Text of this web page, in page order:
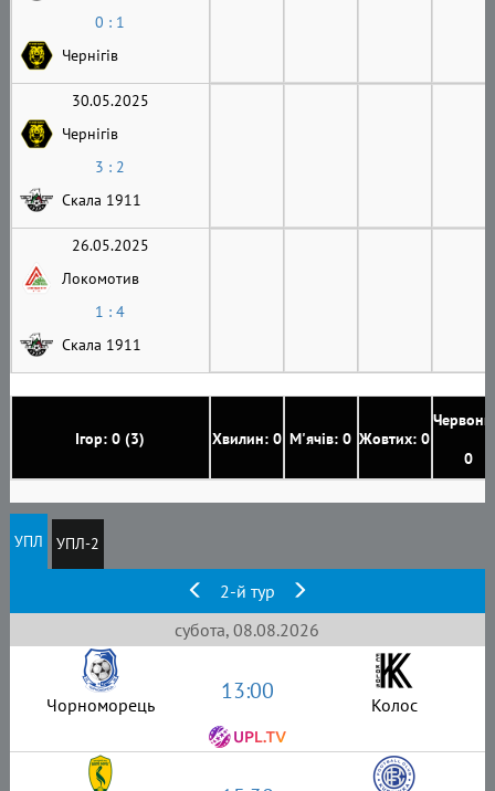
Ігор: 0 (3) Хвилин: 0 М'ячів: 0 Жовтих: 0
0
0 : 1
Чернігів
30.05.2025
Чернігів
3 : 2
Скала 1911
26.05.2025
Локомотив
1 : 4
Скала 1911
УПЛ УПЛ-2
2-й тур
субота, 08.08.2026
Чорноморець 13:00 Колос